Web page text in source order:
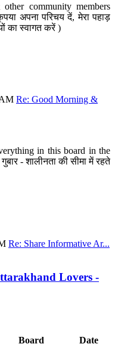
community members
अपना परिचय दें, मेरा पहाड़
का स्वागत करें )
Re: Good Morning &
in this board in the
- शालीनता की सीमा में रहते
Re: Share Informative Ar...
Lovers -
Board Date